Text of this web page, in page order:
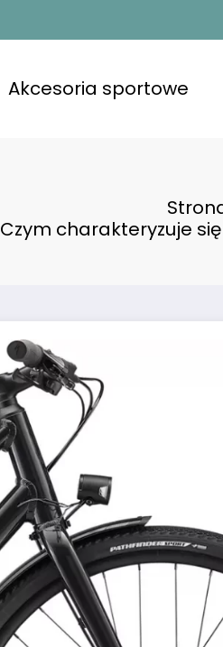
Akcesoria sportowe
Czym charakteryzuje